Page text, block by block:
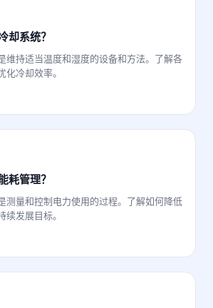
却系统？
维持适当温度和湿度的设备和方法。了解各
冷却效率。
耗管理？
测量和控制电力使用的过程。了解如何降低
发展目标。